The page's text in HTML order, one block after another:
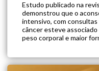
Estudo publicado na
demonstrou que o
intensivo, com
câncer esteve
peso corporal e maior
com 61 pacientes